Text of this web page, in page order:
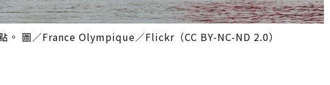
。 圖／France Olympique／Flickr（CC BY-NC-ND 2.0）